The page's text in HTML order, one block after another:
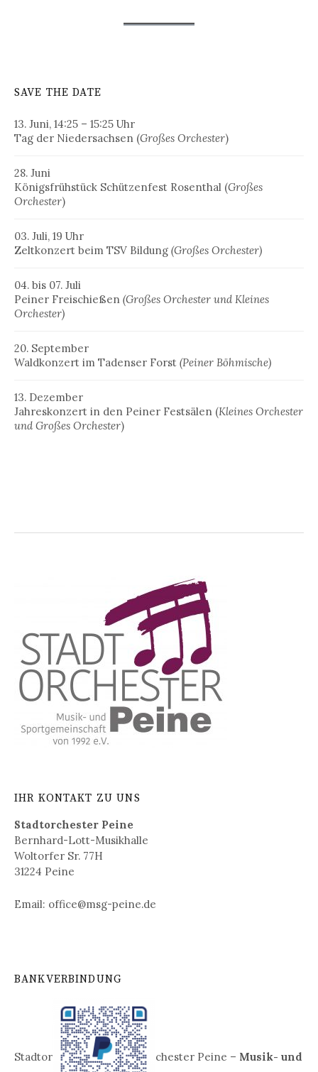
SAVE THE DATE
13. Juni, 14:25 – 15:25 Uhr
Tag der Niedersachsen (Großes Orchester)
28. Juni
Königsfrühstück Schützenfest Rosenthal (Großes
Orchester)
03. Juli, 19 Uhr
Zeltkonzert beim TSV Bildung (Großes Orchester)
04. bis 07. Juli
Peiner Freischießen (Großes Orchester und Kleines
Orchester)
20. September
Waldkonzert im Tadenser Forst (Peiner Böhmische)
13. Dezember
Jahreskonzert in den Peiner Festsälen (Kleines Orchester
und Großes Orchester)
IHR KONTAKT ZU UNS
Stadtorchester Peine
Bernhard-Lott-Musikhalle
Woltorfer Sr. 77H
31224 Peine
Email: office@msg-peine.de
BANKVERBINDUNG
Stadtor chester Peine – Musik- und